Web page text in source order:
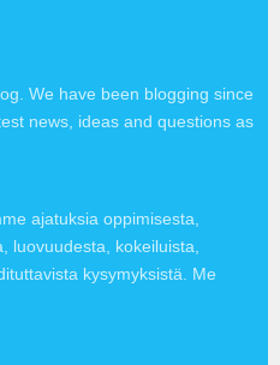
We have been blogging since
news, ideas and questions as
ajatuksia oppimisesta,
luovuudesta, kokeiluista,
kysymyksistä. Me